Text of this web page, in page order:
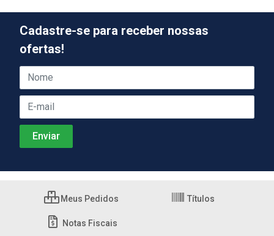
Cadastre-se para receber nossas
ofertas!
Meus Pedidos Títulos
Notas Fiscais